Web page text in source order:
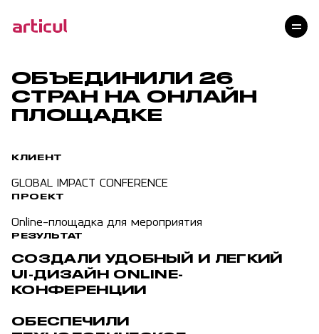
Услуги
Клиенты
Команда
Контакты
Карьера
Блог
ОБЪЕДИНИЛИ 26
СТРАН НА ОНЛАЙН
ПЛОЩАДКЕ
КЛИЕНТ
GLOBAL IMPACT CONFERENCE
ПРОЕКТ
Online-площадка для мероприятия
РЕЗУЛЬТАТ
СОЗДАЛИ УДОБНЫЙ И ЛЕГКИЙ
UI-ДИЗАЙН ONLINE-
КОНФЕРЕНЦИИ
ОБЕСПЕЧИЛИ